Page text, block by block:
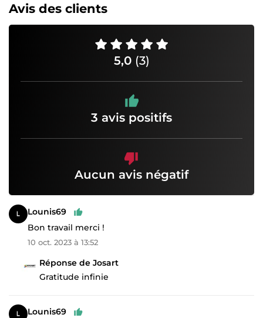
Avis des clients
5,0 (3)
3 avis positifs
Aucun avis négatif
Lounis69
Bon travail merci !
10 oct. 2023 à 13:52
Réponse de Josart
Gratitude infinie
Lounis69